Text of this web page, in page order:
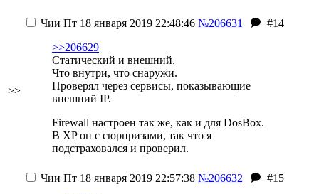
>>
Чии Пт 18 января 2019 22:48:46 №206631
#14
>>206629
Статический и внешний.
Что внутри, что снаружи.
Проверял через сервисы, показывающие
внешний IP.
Firewall настроен так же, как и для DosBox.
В XP он с сюрпризами, так что я
подстраховался и проверил.
Чии Пт 18 января 2019 22:57:38 №206632
#15